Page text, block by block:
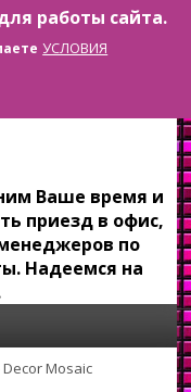
работы сайта.
УСЛОВИЯ
179-6-279
Ваше время и
приезд в офис,
по
Надеемся на
Decor Mosaic